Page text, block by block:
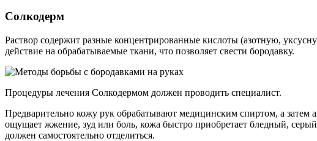
Солкодерм
Раствор содержит разные концентрированные кислоты (азотную,
действие на обрабатываемые ткани, что позволяет свести бородавку.
Процедуры лечения Солкодермом должен проводить специалист.
Предварительно кожу рук обрабатывают медицинским спиртом, а
ощущает жжение, зуд или боль, кожа быстро приобретает бледный,
должен самостоятельно отделиться.